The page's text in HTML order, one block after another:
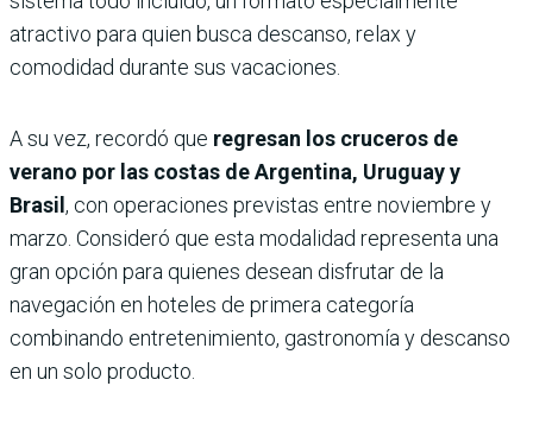
atractivo para quien busca descanso, relax y
comodidad durante sus vacaciones.
A su vez, recordó que regresan los cruceros de
verano por las costas de Argentina, Uruguay y
Brasil , con operaciones previstas entre noviembre y
marzo. Consideró que esta modalidad representa una
gran opción para quienes desean disfrutar de la
navegación en hoteles de primera categoría
combinando entretenimiento, gastronomía y descanso
en un solo producto.